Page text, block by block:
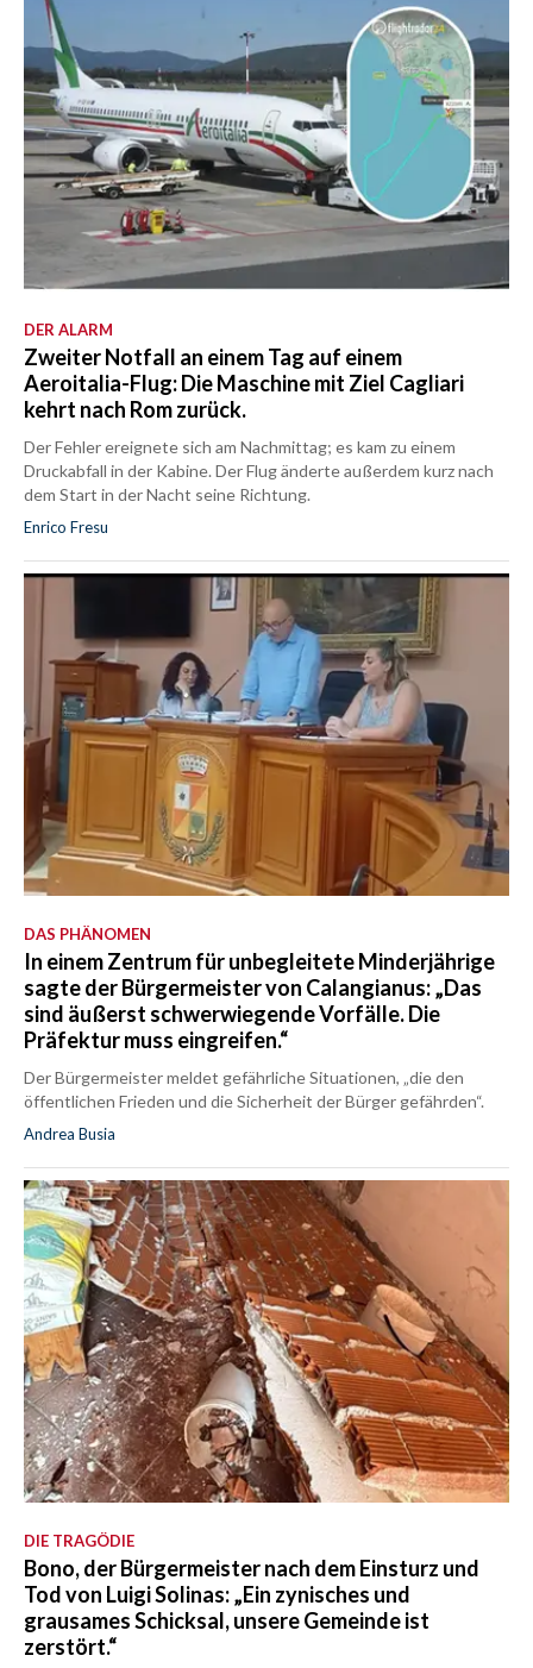
DER ALARM
Zweiter Notfall an einem Tag auf einem
Aeroitalia-Flug: Die Maschine mit Ziel Cagliari
kehrt nach Rom zurück.
Der Fehler ereignete sich am Nachmittag; es kam zu einem
Druckabfall in der Kabine. Der Flug änderte außerdem kurz nach
dem Start in der Nacht seine Richtung.
Enrico Fresu
DAS PHÄNOMEN
In einem Zentrum für unbegleitete Minderjährige
sagte der Bürgermeister von Calangianus: „Das
sind äußerst schwerwiegende Vorfälle. Die
Präfektur muss eingreifen.“
Der Bürgermeister meldet gefährliche Situationen, „die den
öffentlichen Frieden und die Sicherheit der Bürger gefährden“.
Andrea Busia
DIE TRAGÖDIE
Bono, der Bürgermeister nach dem Einsturz und
Tod von Luigi Solinas: „Ein zynisches und
grausames Schicksal, unsere Gemeinde ist
zerstört.“